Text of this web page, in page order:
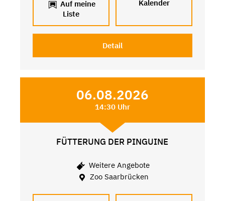
Auf meine
Liste
Kalender
Detail
06.08.2026
14:30 Uhr
FÜTTERUNG DER PINGUINE
Weitere Angebote
Zoo Saarbrücken